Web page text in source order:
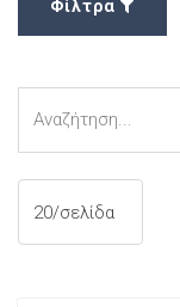
Φίλτρα